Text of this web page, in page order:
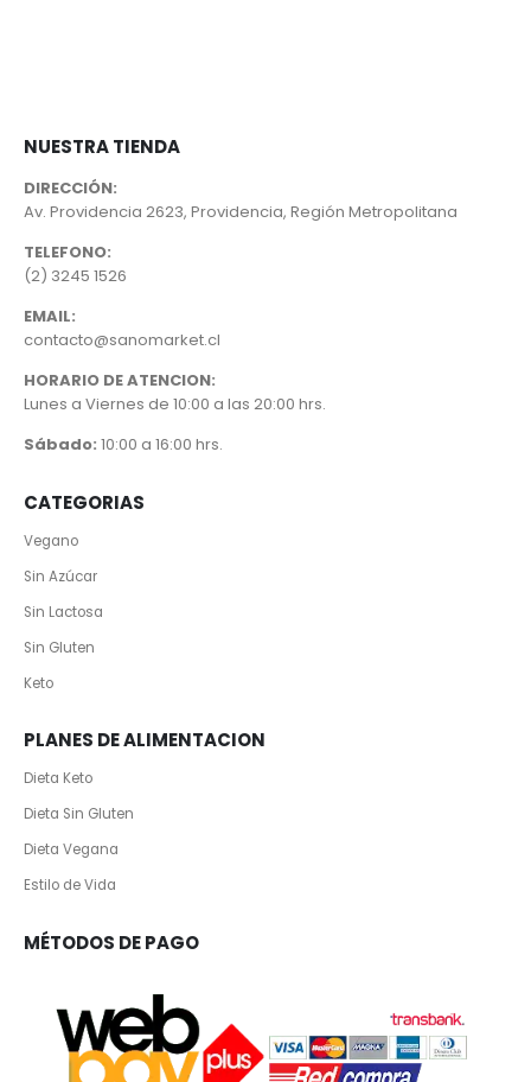
NUESTRA TIENDA
DIRECCIÓN:
Av. Providencia 2623, Providencia, Región Metropolitana
TELEFONO:
(2) 3245 1526
EMAIL:
contacto@sanomarket.cl
HORARIO DE ATENCION:
Lunes a Viernes de 10:00 a las 20:00 hrs.
Sábado: 10:00 a 16:00 hrs.
CATEGORIAS
Vegano
Sin Azúcar
Sin Lactosa
Sin Gluten
Keto
PLANES DE ALIMENTACION
Dieta Keto
Dieta Sin Gluten
Dieta Vegana
Estilo de Vida
MÉTODOS DE PAGO